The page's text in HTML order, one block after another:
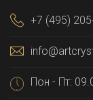
+7 (495)
Пон - Пт: